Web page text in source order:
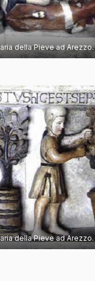
della Pieve ad Arezzo.
della Pieve ad Arezzo.